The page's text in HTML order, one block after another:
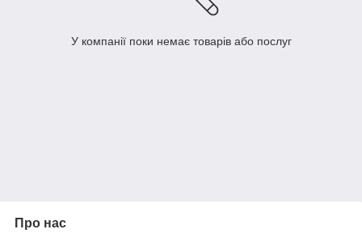
У компанії поки немає товарів або послуг
Про нас